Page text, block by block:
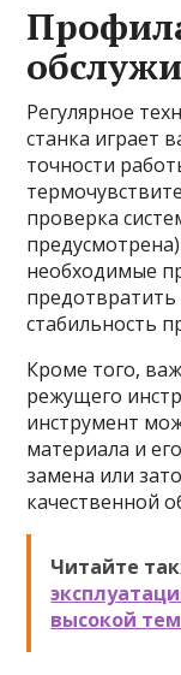
Регулярное
станка играет
точности
проверка
необходимые
стабильность
Кроме того,
режущего
инструмент
материала и
замена или
качественной
Читайте
высокой